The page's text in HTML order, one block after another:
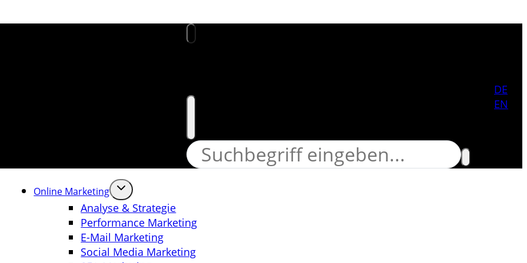
DE
EN
Online Marketing
Analyse & Strategie
Performance Marketing
E-Mail Marketing
Social Media Marketing